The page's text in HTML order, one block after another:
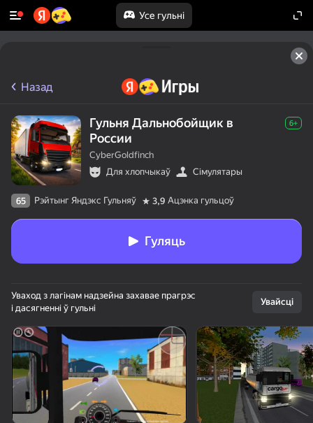
Усе гульні
Павярніце прыладу
Гульня працуе толькі ў гарызантальнай
арыентацыі
Назад
Гульня Дальнобойщик в
России
6+
CyberGoldfinch
Для хлопчыкаў
Сімулятары
65 Рэйтынг Яндэкс Гульняў 3,9 Ацэнка гульцоў
Гуляць
Уваход з лагінам надзейна захавае прагрэс
і дасягненні ў гульні
Увайсці